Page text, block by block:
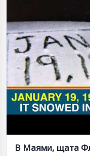
В Маями, щата